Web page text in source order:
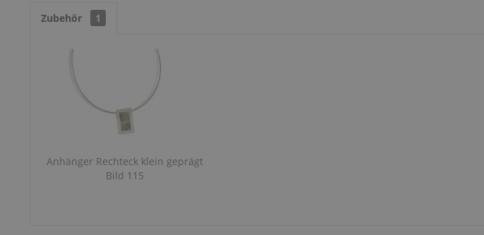
Zubehör 1
Anhänger Rechteck klein geprägt
Bild 115